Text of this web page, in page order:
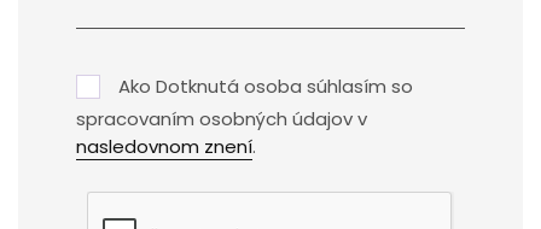
Ako Dotknutá osoba súhlasím so
spracovaním osobných údajov v
nasledovnom znení.